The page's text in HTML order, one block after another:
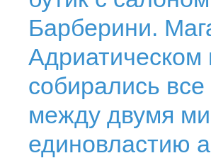
Барберини.
Адриатическом
собирались
между двумя
единовластию